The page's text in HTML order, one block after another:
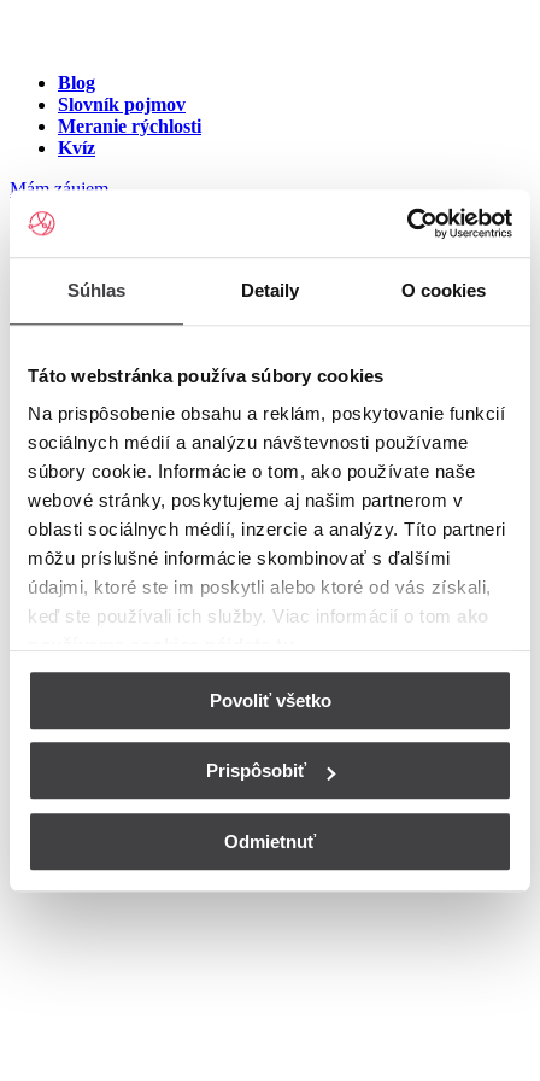
Súhlas Detaily O cookies
Táto webstránka používa súbory cookies
Na prispôsobenie obsahu a reklám, poskytovanie funkcií
sociálnych médií a analýzu návštevnosti používame
súbory cookie. Informácie o tom, ako používate naše
webové stránky, poskytujeme aj našim partnerom v
oblasti sociálnych médií, inzercie a analýzy. Títo partneri
môžu príslušné informácie skombinovať s ďalšími
údajmi, ktoré ste im poskytli alebo ktoré od vás získali,
keď ste používali ich služby. Viac informácií o tom ako
Povoliť všetko
Prispôsobiť
Odmietnuť
Blog
Slovník pojmov
Meranie rýchlosti
Kvíz
Mám záujem
Internet v meste Ďurkovce
Zadajte ulicu a číslo pre zobrazenie ponuky internetu v meste
Zadajte ulicu a číslopre zobrazenie ponuky internetu v lokalite
Ďurkovce
Zoznam ulíc v meste Ďurkovce
Ulica
Bohužiaľ, nedisponujeme zoznamom dostupných ulíc v danom
meste
© Copyright 2026
Nastavenia cookies